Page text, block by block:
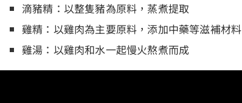
滴豬精：以整隻豬為原料，蒸煮提取
雞精：以雞肉為主要原料，添加中藥等滋補材料
雞湯：以雞肉和水一起慢火熬煮而成